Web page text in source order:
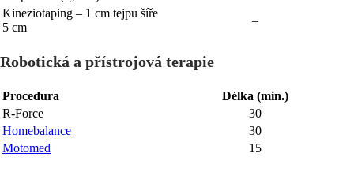
Kineziotaping – 1 cm tejpu šíře
5 cm
–
Robotická a přístrojová terapie
Procedura
Délka (min.)
R-Force
30
Homebalance
30
Motomed
15